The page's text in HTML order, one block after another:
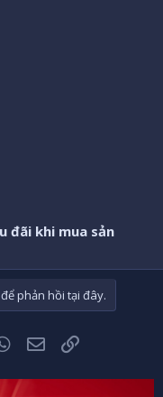
đãi khi mua sản
phản hồi tại đây.
WhatsApp
Email